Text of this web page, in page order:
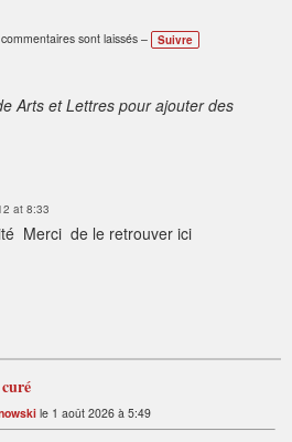
sont laissés –
Suivre
Arts et Lettres pour ajouter des
at 8:33
Merci de le retrouver ici
le 1 août 2026 à 5:49